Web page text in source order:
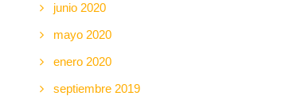
junio 2020
mayo 2020
enero 2020
septiembre 2019